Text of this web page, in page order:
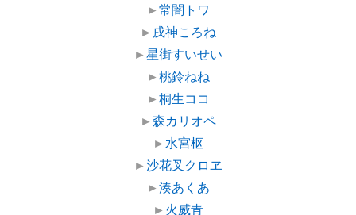
►常闇トワ
► 戌神ころね
►星街すいせい
►桃鈴ねね
►桐生ココ
►森カリオペ
► 水宮枢
►沙花叉クロヱ
►湊あくあ
► 火威青